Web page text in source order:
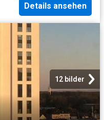
Details ansehen
12 bilder